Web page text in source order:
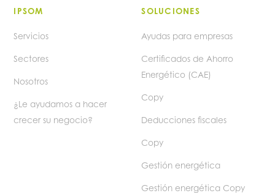
IPSOM
Servicios
Sectores
Nosotros
¿Le ayudamos a hacer
crecer su negocio?
SOLUCIONES
Ayudas para empresas
Certificados de Ahorro
Energético (CAE)
Copy
Deducciones fiscales
Copy
Gestión energética
Gestión energética Copy